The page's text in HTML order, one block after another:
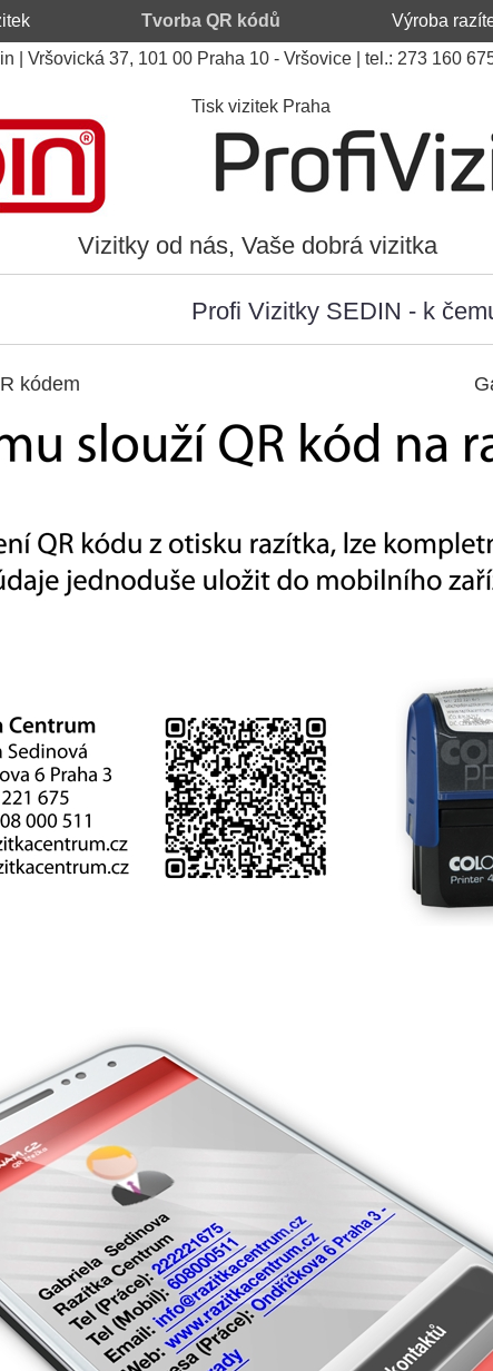
kódem
Profi Vizitky SEDIN - k
Tisk vizitek Praha
Vizitky od nás, Vaše dobrá vizitka
| Vršovická 37, 101 00 Praha 10 - Vršovice | tel.: 273 160
Tvorba QR kódů Výroba